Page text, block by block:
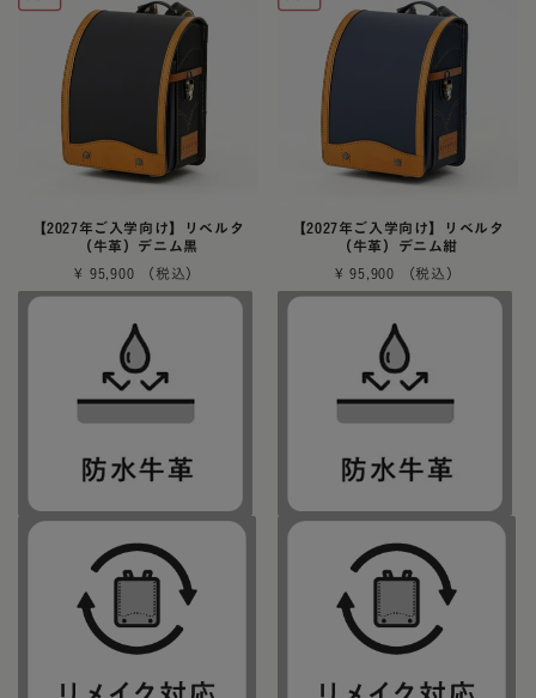
【2027年ご入学向け】リベルタ
（牛革）デニム黒
¥ 95,900
【2027年ご入学向け】リベルタ
（牛革）デニム紺
¥ 95,900